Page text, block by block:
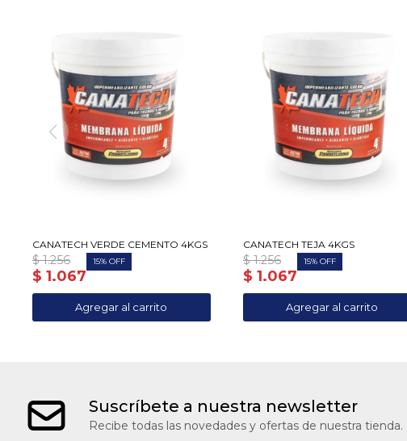
CANATECH VERDE CEMENTO 4KGS
$ 1.067
$ 1.256 15
CANATECH TEJA 4KGS
$ 1.067
$ 1.256 15
Suscríbete a nuestra newsletter
Recibe todas las novedades y ofertas de nuestra tienda.